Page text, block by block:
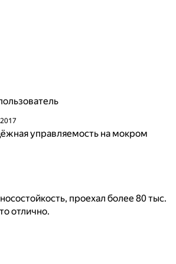
управляемость на мокром
проехал более 80 тыс.
отлично.